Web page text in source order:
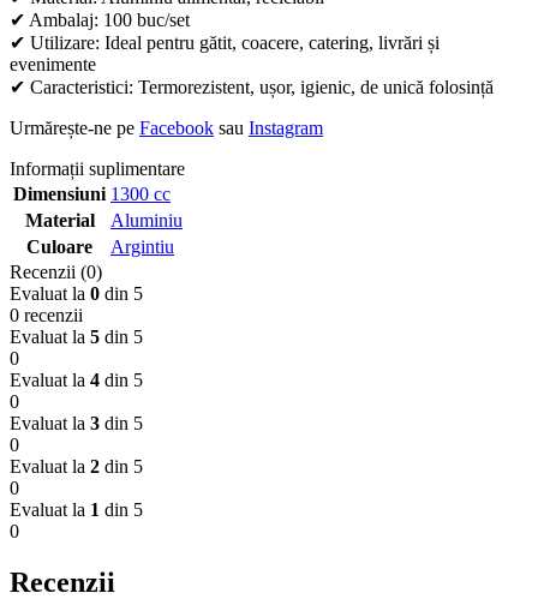
✔ Ambalaj: 100 buc/set
✔ Utilizare: Ideal pentru gătit, coacere, catering, livrări și
evenimente
✔ Caracteristici: Termorezistent, ușor, igienic, de unică folosință
Urmărește-ne pe Facebook sau Instagram
Informații suplimentare
Dimensiuni 1300 cc
Material
Aluminiu
Culoare
Argintiu
Recenzii (0)
Evaluat la 0 din 5
0 recenzii
Evaluat la 5 din 5
0
Evaluat la 4 din 5
0
Evaluat la 3 din 5
0
Evaluat la 2 din 5
0
Evaluat la 1 din 5
0
Recenzii